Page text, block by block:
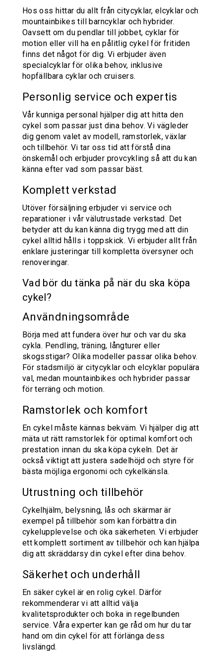
Hos oss hittar du allt från citycyklar, elcyklar och
mountainbikes till barncyklar och hybrider.
Oavsett om du pendlar till jobbet, cyklar för
motion eller vill ha en pålitlig cykel för fritiden
finns det något för dig. Vi erbjuder även
specialcyklar för olika behov, inklusive
hopfällbara cyklar och cruisers.
Personlig service och expertis
Vår kunniga personal hjälper dig att hitta den
cykel som passar just dina behov. Vi vägleder
dig genom valet av modell, ramstorlek, växlar
och tillbehör. Vi tar oss tid att förstå dina
önskemål och erbjuder provcykling så att du kan
känna efter vad som passar bäst.
Komplett verkstad
Utöver försäljning erbjuder vi service och
reparationer i vår välutrustade verkstad. Det
betyder att du kan känna dig trygg med att din
cykel alltid hålls i toppskick. Vi erbjuder allt från
enklare justeringar till kompletta översyner och
renoveringar.
Vad bör du tänka på när du ska köpa
cykel?
Användningsområde
Börja med att fundera över hur och var du ska
cykla. Pendling, träning, långturer eller
skogsstigar? Olika modeller passar olika behov.
För stadsmiljö är citycyklar och elcyklar populära
val, medan mountainbikes och hybrider passar
för terräng och motion.
Ramstorlek och komfort
En cykel måste kännas bekväm. Vi hjälper dig att
mäta ut rätt ramstorlek för optimal komfort och
prestation innan du ska köpa cykeln. Det är
också viktigt att justera sadelhöjd och styre för
bästa möjliga ergonomi och cykelkänsla.
Utrustning och tillbehör
Cykelhjälm, belysning, lås och skärmar är
exempel på tillbehör som kan förbättra din
cykelupplevelse och öka säkerheten. Vi erbjuder
ett komplett sortiment av tillbehör och kan hjälpa
dig att skräddarsy din cykel efter dina behov.
Säkerhet och underhåll
En säker cykel är en rolig cykel. Därför
rekommenderar vi att alltid välja
kvalitetsprodukter och boka in regelbunden
service. Våra experter kan ge råd om hur du tar
hand om din cykel för att förlänga dess
livslängd.